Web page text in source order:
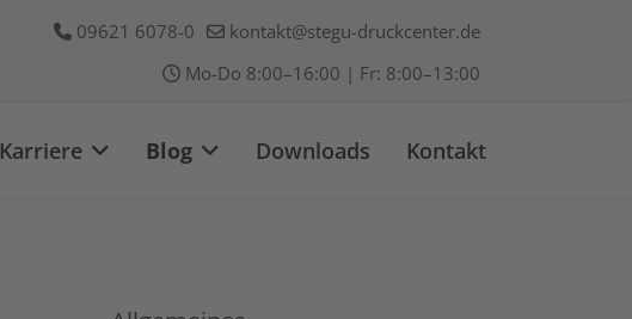
09621 6078-0
kontakt@stegu-druckcenter.de
Mo-Do 8:00–16:00 | Fr: 8:00–13:00
Karriere Blog Downloads Kontakt